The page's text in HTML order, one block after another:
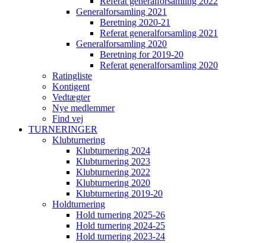
Generalforsamling 2021
Beretning 2020-21
Referat generalforsamling 2021
Generalforsamling 2020
Beretning for 2019-20
Referat generalforsamling 2020
Ratingliste
Kontigent
Vedtægter
Nye medlemmer
Find vej
TURNERINGER
Klubturnering
Klubturnering 2024
Klubturnering 2023
Klubturnering 2022
Klubturnering 2020
Klubturnering 2019-20
Holdturnering
Hold turnering 2025-26
Hold turnering 2024-25
Hold turnering 2023-24